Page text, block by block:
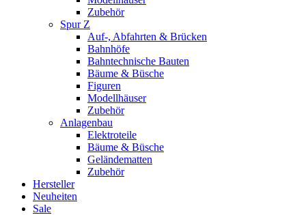
Zubehör
Spur Z
Auf-, Abfahrten & Brücken
Bahnhöfe
Bahntechnische Bauten
Bäume & Büsche
Figuren
Modellhäuser
Zubehör
Anlagenbau
Elektroteile
Bäume & Büsche
Geländematten
Zubehör
Hersteller
Neuheiten
Sale